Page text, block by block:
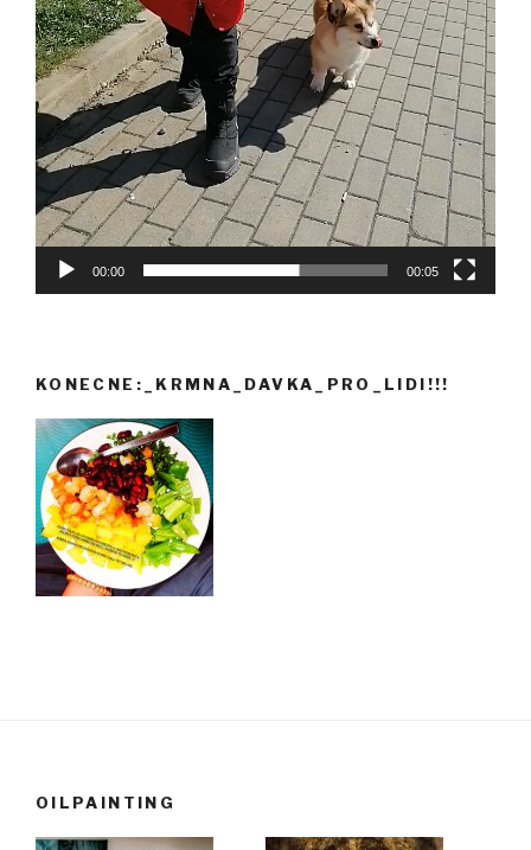
00:00 00:05
KONECNE:_KRMNA_DAVKA_PRO_LIDI!!!
OILPAINTING